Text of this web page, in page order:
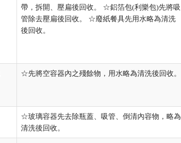
帶，拆開、壓扁後回收。 ☆鋁箔包(利樂包)先將吸
管除去壓扁後回收。 ☆廢紙餐具先用水略為清洗
後回收。
☆先將空容器內之殘餘物，用水略為清洗後回收。
☆玻璃容器先去除瓶蓋、吸管、倒清內容物，略為
清洗後回收。